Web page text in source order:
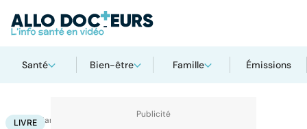
Santé Bien-être Famille Émissions
Accueil Santé
LIVRE